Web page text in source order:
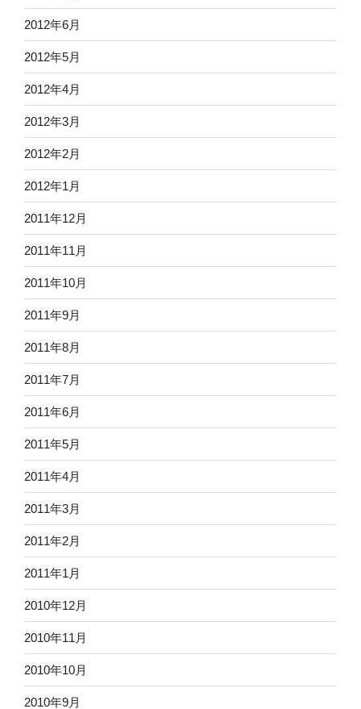
2012年6月
2012年5月
2012年4月
2012年3月
2012年2月
2012年1月
2011年12月
2011年11月
2011年10月
2011年9月
2011年8月
2011年7月
2011年6月
2011年5月
2011年4月
2011年3月
2011年2月
2011年1月
2010年12月
2010年11月
2010年10月
2010年9月